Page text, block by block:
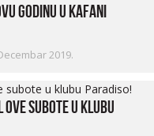
godinu u kafani
2019.
subote u klubu